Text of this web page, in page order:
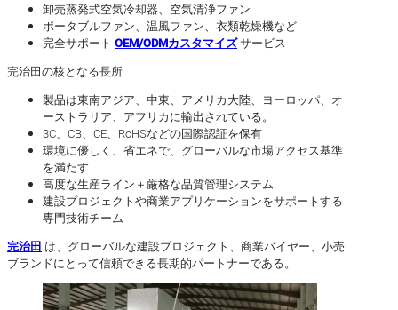
卸売蒸発式空気冷却器、空気清浄ファン
ポータブルファン、温風ファン、衣類乾燥機など
完全サポート OEM/ODMカスタマイズサービス
完治田の核となる長所
製品は東南アジア、中東、アメリカ大陸、ヨーロッパ、オ
ーストラリア、アフリカに輸出されている。
3C、CB、CE、RoHSなどの国際認証を保有
環境に優しく、省エネで、グローバルな市場アクセス基準
を満たす
高度な生産ライン＋厳格な品質管理システム
建設プロジェクトや商業アプリケーションをサポートする
専門技術チーム
完治田 は、グローバルな建設プロジェクト、商業バイヤー、小売
ブランドにとって信頼できる長期的パートナーである。